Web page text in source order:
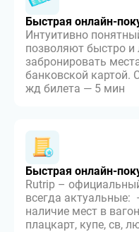
Быстрая онлайн-
Интуитивно
позволяют быстро и
забронировать
банковской картой.
жд билета — 5 мин
Быстрая онлайн-
Rutrip –
всегда актуальные:
наличие мест в
плацкарт, купе, св,